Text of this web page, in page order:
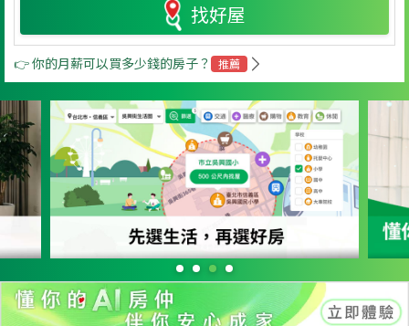
找好屋
👉 你的月薪可以買多少錢的房子？ 推薦